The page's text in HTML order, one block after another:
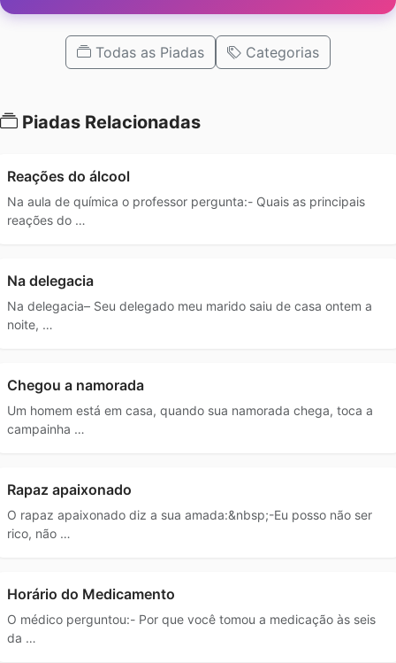
Todas as Piadas Categorias
Piadas Relacionadas
Reações do álcool
Na aula de química o professor pergunta:- Quais as principais
reações do …
Na delegacia
Na delegacia– Seu delegado meu marido saiu de casa ontem a
noite, …
Chegou a namorada
Um homem está em casa, quando sua namorada chega, toca a
campainha …
Rapaz apaixonado
O rapaz apaixonado diz a sua amada:&nbsp;-Eu posso não ser
rico, não …
Horário do Medicamento
O médico perguntou:- Por que você tomou a medicação às seis
da …